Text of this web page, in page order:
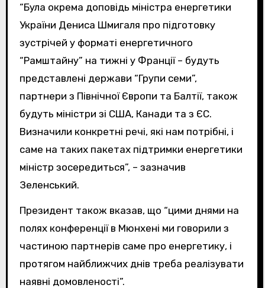
“Була окрема доповідь міністра енергетики
України Дениса Шмигаля про підготовку
зустрічей у форматі енергетичного
“Рамштайну” на тижні у Франції – будуть
представлені держави “Групи семи”,
партнери з Північної Європи та Балтії, також
будуть міністри зі США, Канади та з ЄС.
Визначили конкретні речі, які нам потрібні, і
саме на таких пакетах підтримки енергетики
міністр зосередиться”, – зазначив
Зеленський.
Президент також вказав, що “цими днями на
полях конференції в Мюнхені ми говорили з
частиною партнерів саме про енергетику, і
протягом найближчих днів треба реалізувати
наявні домовленості”.